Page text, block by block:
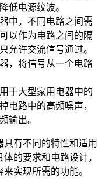
低电源纹波。
中，不同电路之间需
以作为电路之间的隔
允许交流信号通过。
，将信号从一个电路
于大型家用电器中的
电路中的高频噪声，
输出。
有不同的特性和适用
的要求和电路设计，
实现所需的功能。